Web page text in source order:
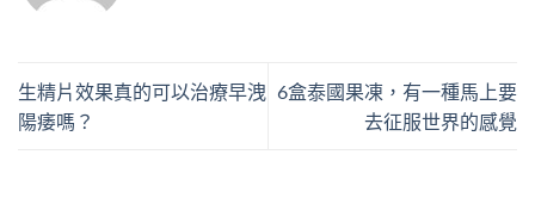
生精片效果真的可以治療早洩
陽痿嗎？
6盒泰國果凍，有一種馬上要
去征服世界的感覺